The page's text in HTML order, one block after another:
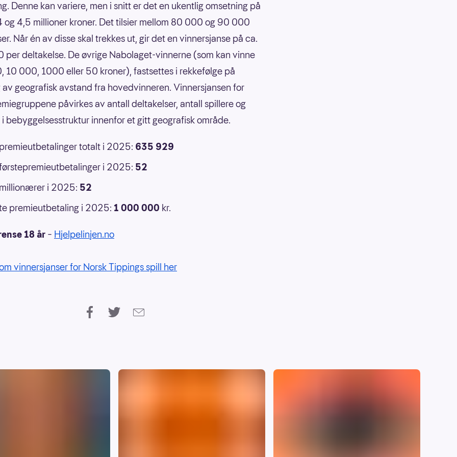
Denne kan variere, men i snitt er det en ukentlig omsetning på
og 4,5 millioner kroner. Det tilsier mellom 80 000 og 90 000
Når én av disse skal trekkes ut, gir det en vinnersjanse på ca.
per deltakelse. De øvrige Nabolaget-vinnerne (som kan vinne
10 000, 1000 eller 50 kroner), fastsettes i rekkefølge på
geografisk avstand fra hovedvinneren. Vinnersjansen for
påvirkes av antall deltakelser, antall spillere og
bebyggelsesstruktur innenfor et gitt geografisk område.
totalt i 2025: 635 929
i 2025: 52
i 2025: 52
premieutbetaling i 2025: 1 000 000 kr.
18 år – Hjelpelinjen.no
vinnersjanser for Norsk Tippings spill her